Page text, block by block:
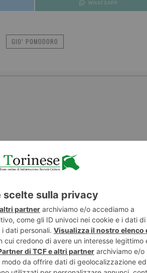
WHATSAPP
GIO’ POMODORO